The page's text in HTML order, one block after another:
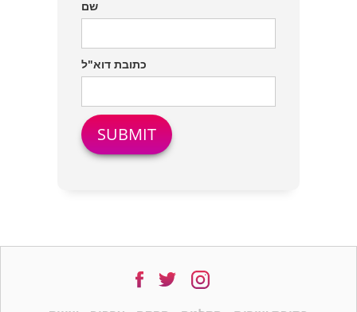
שם
כתובת דוא"ל